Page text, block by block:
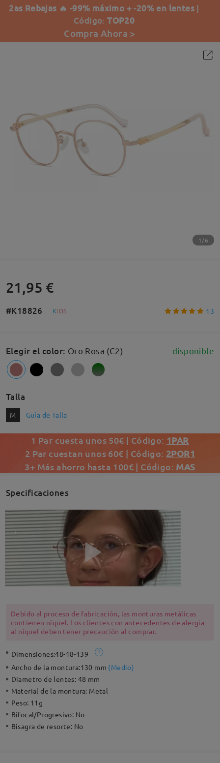
2as Rebajas 🔥 -99% máximo + -20% en lentes |
Código:TOP20
Compra Ahora >
1/6
21,95 €
#K18826 KIDS 13
Elegir el color: Oro Rosa (C2) disponible
Talla
M Guía de Talla
1 Par cuesta unos 50€ | Código: 1PAR
2 Par cuestan unos 60€ | Código: 2POR1
3+ Más ahorro hasta 100€ | Código: MAS
Specificaciones
Debido al proceso de fabricación, las monturas metálicas
contienen níquel. Los clientes con antecedentes de alergia
al níquel deben tener precaución al comprar.
Dimensiones:48-18-139
Ancho de la montura:130 mm (Medio)
Diametro de lentes: 48 mm
Material de la montura: Metal
Peso: 11g
Bifocal/Progresivo: No
Bisagra de resorte: No